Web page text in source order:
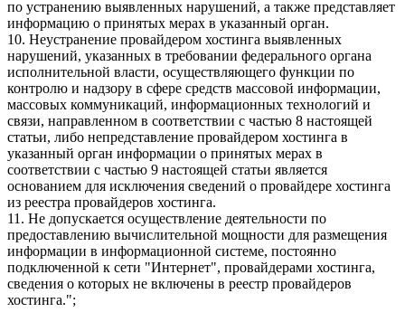
по устранению выявленных нарушений, а также представляет
информацию о принятых мерах в указанный орган.
10. Неустранение провайдером хостинга выявленных
нарушений, указанных в требовании федерального органа
исполнительной власти, осуществляющего функции по
контролю и надзору в сфере средств массовой информации,
массовых коммуникаций, информационных технологий и
связи, направленном в соответствии с частью 8 настоящей
статьи, либо непредставление провайдером хостинга в
указанный орган информации о принятых мерах в
соответствии с частью 9 настоящей статьи является
основанием для исключения сведений о провайдере хостинга
из реестра провайдеров хостинга.
11. Не допускается осуществление деятельности по
предоставлению вычислительной мощности для размещения
информации в информационной системе, постоянно
подключенной к сети "Интернет", провайдерами хостинга,
сведения о которых не включены в реестр провайдеров
хостинга.";